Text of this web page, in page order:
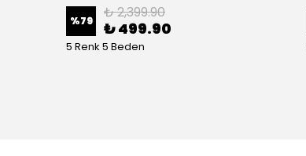
%79 ₺ 2,399.90
₺ 499.90
5 Renk 5 Beden